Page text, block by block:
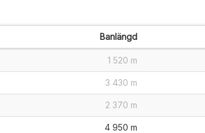
Banlängd
1 520 m
3 430 m
2 370 m
4 950 m